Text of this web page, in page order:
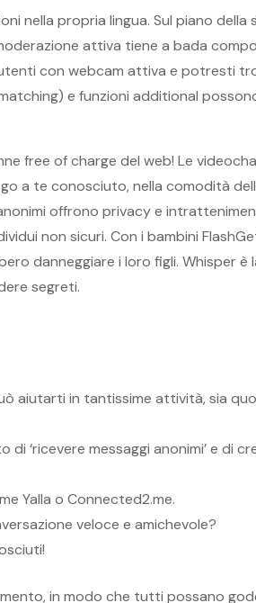
nella propria lingua. Sul piano della
attiva tiene a bada
con webcam attiva e potresti
e funzioni additional
free of charge del web! Le
a te conosciuto, nella comodità
offrono privacy e
non sicuri. Con i bambini
danneggiare i loro figli. Whisper è
segreti.
aiutarti in tantissime attività, sia
‘ricevere messaggi anonimi’ e di
Yalla o Connected2.me.
veloce e amichevole?
in modo che tutti possano